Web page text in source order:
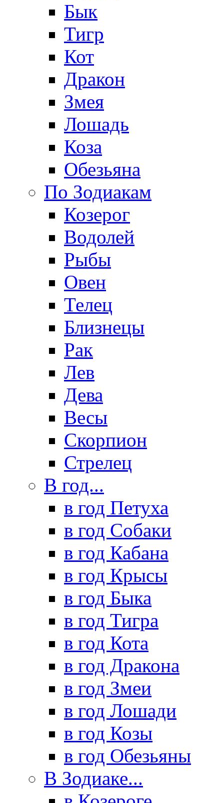
Бык
Тигр
Кот
Дракон
Змея
Лошадь
Коза
Обезьяна
По Зодиакам
Козерог
Водолей
Рыбы
Овен
Телец
Близнецы
Рак
Лев
Дева
Весы
Скорпион
Стрелец
В год...
в год Петуха
в год Собаки
в год Кабана
в год Крысы
в год Быка
в год Тигра
в год Кота
в год Дракона
в год Змеи
в год Лошади
в год Козы
в год Обезьяны
В Зодиаке...